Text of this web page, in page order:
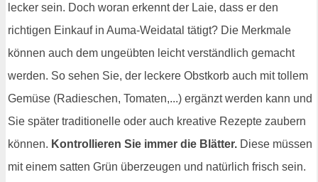
lecker sein. Doch woran erkennt der Laie, dass er den
richtigen Einkauf in Auma-Weidatal tätigt? Die Merkmale
können auch dem ungeübten leicht verständlich gemacht
werden. So sehen Sie, der leckere Obstkorb auch mit tollem
Gemüse (Radieschen, Tomaten,...) ergänzt werden kann und
Sie später traditionelle oder auch kreative Rezepte zaubern
können. Kontrollieren Sie immer die Blätter. Diese müssen
mit einem satten Grün überzeugen und natürlich frisch sein.